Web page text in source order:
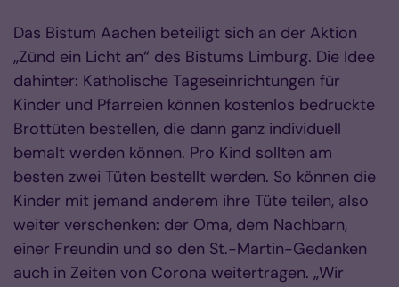
Das Bistum Aachen beteiligt sich an der Aktion
„Zünd ein Licht an“ des Bistums Limburg. Die Idee
dahinter: Katholische Tageseinrichtungen für
Kinder und Pfarreien können kostenlos bedruckte
Brottüten bestellen, die dann ganz individuell
bemalt werden können. Pro Kind sollten am
besten zwei Tüten bestellt werden. So können die
Kinder mit jemand anderem ihre Tüte teilen, also
weiter verschenken: der Oma, dem Nachbarn,
einer Freundin und so den St.-Martin-Gedanken
auch in Zeiten von Corona weitertragen. „Wir